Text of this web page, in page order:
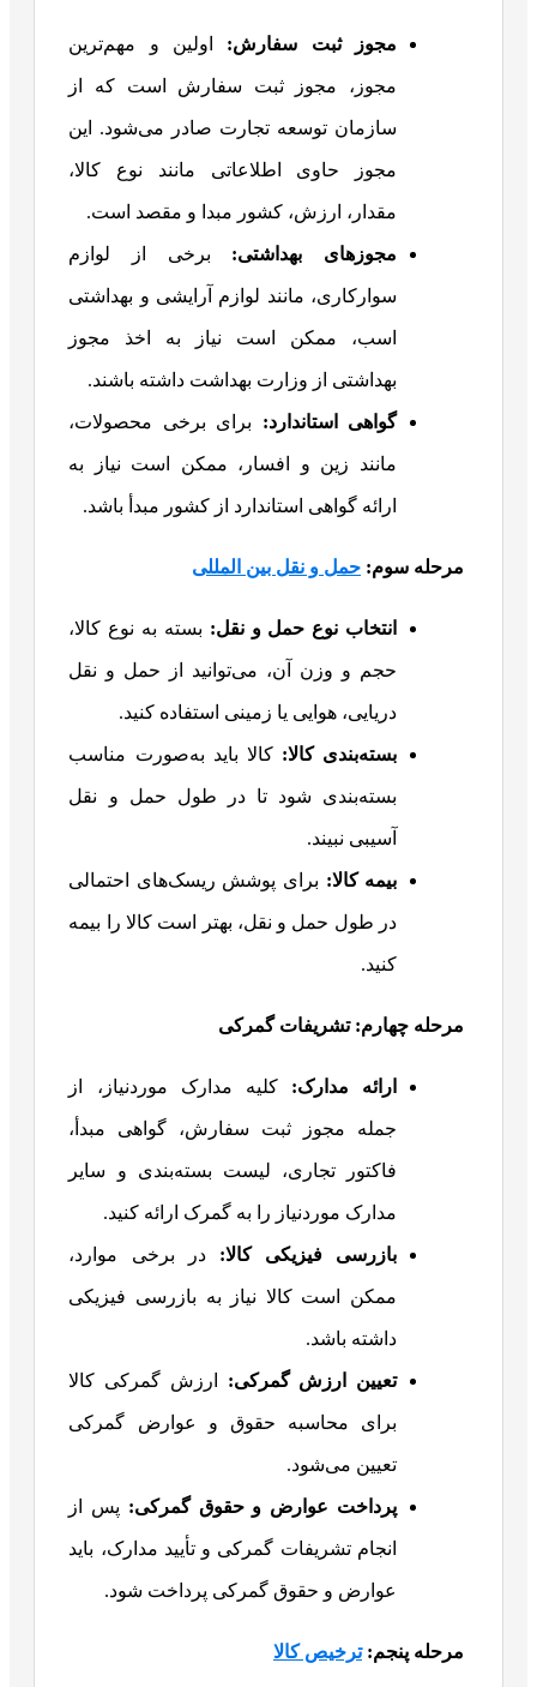
مجوز ثبت سفارش: اولین و مهم‌ترین
مجوز، مجوز ثبت سفارش است که از
سازمان توسعه تجارت صادر می‌شود. این
مجوز حاوی اطلاعاتی مانند نوع کالا،
مقدار، ارزش، کشور مبدا و مقصد است.
مجوزهای بهداشتی: برخی از لوازم
سوارکاری، مانند لوازم آرایشی و بهداشتی
اسب، ممکن است نیاز به اخذ مجوز
بهداشتی از وزارت بهداشت داشته باشند.
گواهی استاندارد: برای برخی محصولات،
مانند زین و افسار، ممکن است نیاز به
ارائه گواهی استاندارد از کشور مبدأ باشد.
مرحله سوم: حمل و نقل بین المللی
انتخاب نوع حمل و نقل: بسته به نوع کالا،
حجم و وزن آن، می‌توانید از حمل و نقل
دریایی، هوایی یا زمینی استفاده کنید.
بسته‌بندی کالا: کالا باید به‌صورت مناسب
بسته‌بندی شود تا در طول حمل و نقل
آسیبی نبیند.
بیمه کالا: برای پوشش ریسک‌های احتمالی
در طول حمل و نقل، بهتر است کالا را بیمه
کنید.
مرحله چهارم: تشریفات گمرکی
ارائه مدارک: کلیه مدارک موردنیاز، از
جمله مجوز ثبت سفارش، گواهی مبدأ،
فاکتور تجاری، لیست بسته‌بندی و سایر
مدارک موردنیاز را به گمرک ارائه کنید.
بازرسی فیزیکی کالا: در برخی موارد،
ممکن است کالا نیاز به بازرسی فیزیکی
داشته باشد.
تعیین ارزش گمرکی: ارزش گمرکی کالا
برای محاسبه حقوق و عوارض گمرکی
تعیین می‌شود.
پرداخت عوارض و حقوق گمرکی: پس از
انجام تشریفات گمرکی و تأیید مدارک، باید
عوارض و حقوق گمرکی پرداخت شود.
مرحله پنجم:ترخیص کالا